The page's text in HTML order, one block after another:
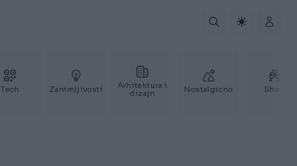
Tech Zanimljivosti
Arhitektura i
dizajn
Nostalgicno Show